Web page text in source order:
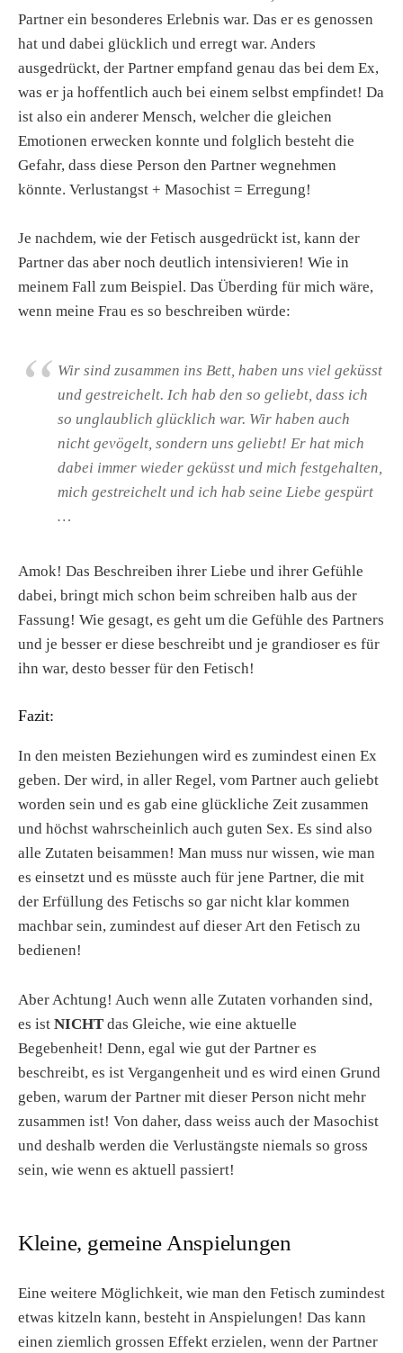
Partner ein besonderes Erlebnis war. Das er es genossen
hat und dabei glücklich und erregt war. Anders
ausgedrückt, der Partner empfand genau das bei dem Ex,
was er ja hoffentlich auch bei einem selbst empfindet! Da
ist also ein anderer Mensch, welcher die gleichen
Emotionen erwecken konnte und folglich besteht die
Gefahr, dass diese Person den Partner wegnehmen
könnte. Verlustangst + Masochist = Erregung!
Je nachdem, wie der Fetisch ausgedrückt ist, kann der
Partner das aber noch deutlich intensivieren! Wie in
meinem Fall zum Beispiel. Das Überding für mich wäre,
wenn meine Frau es so beschreiben würde:
Wir sind zusammen ins Bett, haben uns viel geküsst
und gestreichelt. Ich hab den so geliebt, dass ich
so unglaublich glücklich war. Wir haben auch
nicht gevögelt, sondern uns geliebt! Er hat mich
dabei immer wieder geküsst und mich festgehalten,
mich gestreichelt und ich hab seine Liebe gespürt
…
Amok! Das Beschreiben ihrer Liebe und ihrer Gefühle
dabei, bringt mich schon beim schreiben halb aus der
Fassung! Wie gesagt, es geht um die Gefühle des Partners
und je besser er diese beschreibt und je grandioser es für
ihn war, desto besser für den Fetisch!
Fazit:
In den meisten Beziehungen wird es zumindest einen Ex
geben. Der wird, in aller Regel, vom Partner auch geliebt
worden sein und es gab eine glückliche Zeit zusammen
und höchst wahrscheinlich auch guten Sex. Es sind also
alle Zutaten beisammen! Man muss nur wissen, wie man
es einsetzt und es müsste auch für jene Partner, die mit
der Erfüllung des Fetischs so gar nicht klar kommen
machbar sein, zumindest auf dieser Art den Fetisch zu
bedienen!
Aber Achtung! Auch wenn alle Zutaten vorhanden sind,
es ist NICHT das Gleiche, wie eine aktuelle
Begebenheit! Denn, egal wie gut der Partner es
beschreibt, es ist Vergangenheit und es wird einen Grund
geben, warum der Partner mit dieser Person nicht mehr
zusammen ist! Von daher, dass weiss auch der Masochist
und deshalb werden die Verlustängste niemals so gross
sein, wie wenn es aktuell passiert!
Kleine, gemeine Anspielungen
Eine weitere Möglichkeit, wie man den Fetisch zumindest
etwas kitzeln kann, besteht in Anspielungen! Das kann
einen ziemlich grossen Effekt erzielen, wenn der Partner